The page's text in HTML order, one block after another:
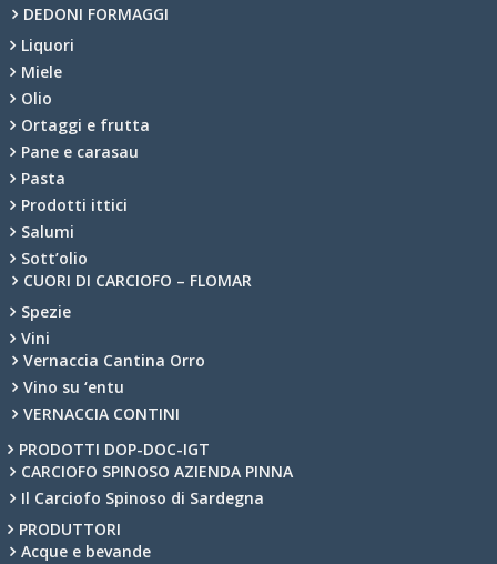
DEDONI FORMAGGI
Liquori
Miele
Olio
Ortaggi e frutta
Pane e carasau
Pasta
Prodotti ittici
Salumi
Sott’olio
CUORI DI CARCIOFO – FLOMAR
Spezie
Vini
Vernaccia Cantina Orro
Vino su ‘entu
VERNACCIA CONTINI
PRODOTTI DOP-DOC-IGT
CARCIOFO SPINOSO AZIENDA PINNA
Il Carciofo Spinoso di Sardegna
PRODUTTORI
Acque e bevande